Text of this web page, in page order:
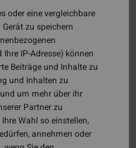
oder eine vergleichbare
zu speichern
IP-Adresse) können
Beiträge und Inhalte zu
und Inhalten zu
um mehr über ihr
Partner zu
Wahl so einstellen,
annehmen oder